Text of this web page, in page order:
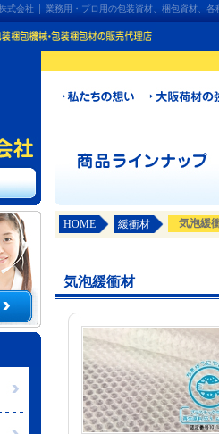
式会社 │ 業務用・プロ用の包装資材、梱包資材、
HOME 緩衝材 気泡緩
気泡緩衝材